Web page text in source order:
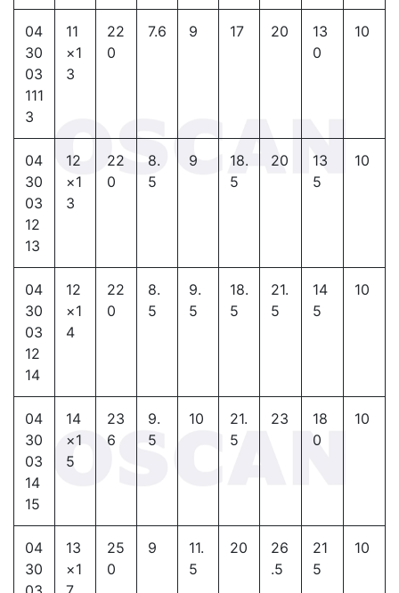
04
30
03
111
3
11
×1
3
22
0
7.6 9 17 20
13
0
10
04
30
03
12
13
12
×1
3
22
0
8.
5
9
18.
5
20
13
5
10
04
30
03
12
14
12
×1
4
22
0
8.
5
9.
5
18.
5
21.
5
14
5
10
04
30
03
14
15
14
×1
5
23
6
9.
5
10
21.
5
23
18
0
10
04
30
13
×1
25
0
9
11.
5
20
26
.5
21
5
10